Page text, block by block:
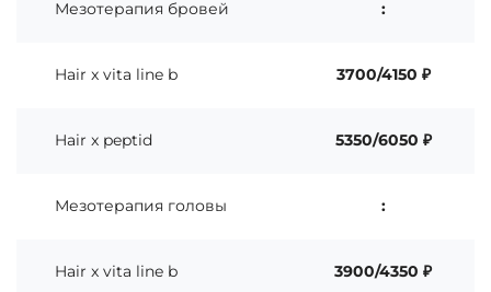
Мезотерапия бровей :
Hair x vita line b 3700/4150 ₽
Hair x peptid 5350/6050 ₽
Мезотерапия головы :
Hair x vita line b 3900/4350 ₽